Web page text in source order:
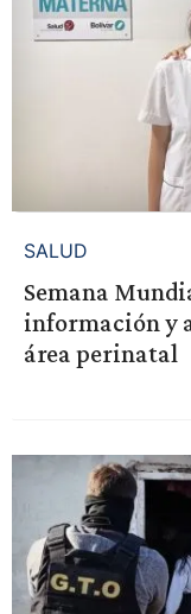
SALUD
Semana
información y
área perinatal